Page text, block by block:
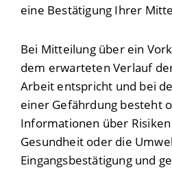
eine Bestätigung Ihrer
Bei Mitteilung über ein
dem erwarteten Verlauf
Arbeit entspricht und bei
einer Gefährdung besteht
Informationen über
Gesundheit oder die
Eingangsbestätigung und